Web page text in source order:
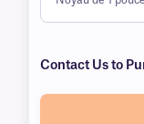
Contact Us to